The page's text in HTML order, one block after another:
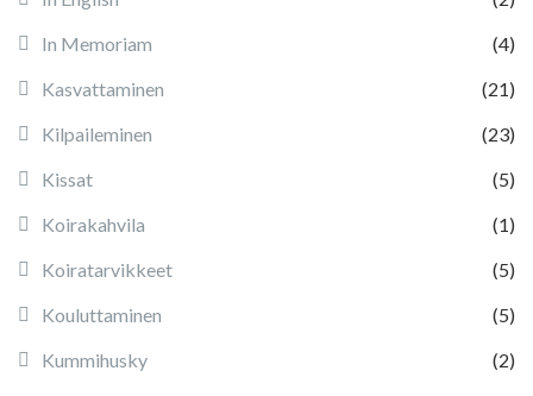
In Memoriam
(4)
Kasvattaminen
(21)
Kilpaileminen
(23)
Kissat
(5)
Koirakahvila
(1)
Koiratarvikkeet
(5)
Kouluttaminen
(5)
Kummihusky
(2)